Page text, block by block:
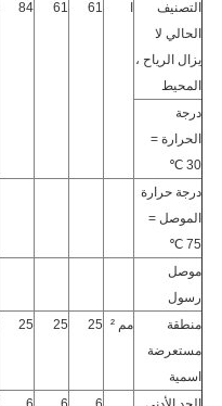
التصنيف
الحالي لا
يزال الرياح ،
المحيط
61
61
84
درجة
الحرارة =
30 ℃
درجة حرارة
الموصل =
75 ℃
موصل
رسول
منطقة
مستعرضة
اسمية
مم ² 25
25
25